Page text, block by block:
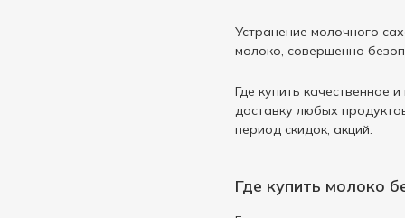
Устранение молочного
молоко, совершенно
Где купить качественное
доставку любых
период скидок, акций.
Где купить молоко